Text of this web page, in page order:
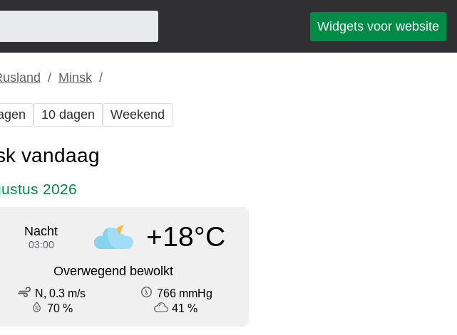
Widgets voor website
Minsk
10 dagen Weekend
vandaag
2026
Nacht
03:00 +18°C
Overwegend bewolkt
N, 0.3 m/s
766 mmHg
70 %
41 %